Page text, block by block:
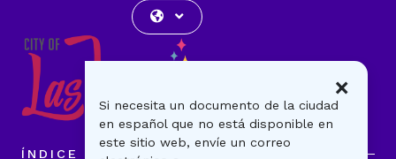
ÍNDICE
Si necesita un documento de la ciudad
en español que no está disponible en
este sitio web, envíe un correo
×